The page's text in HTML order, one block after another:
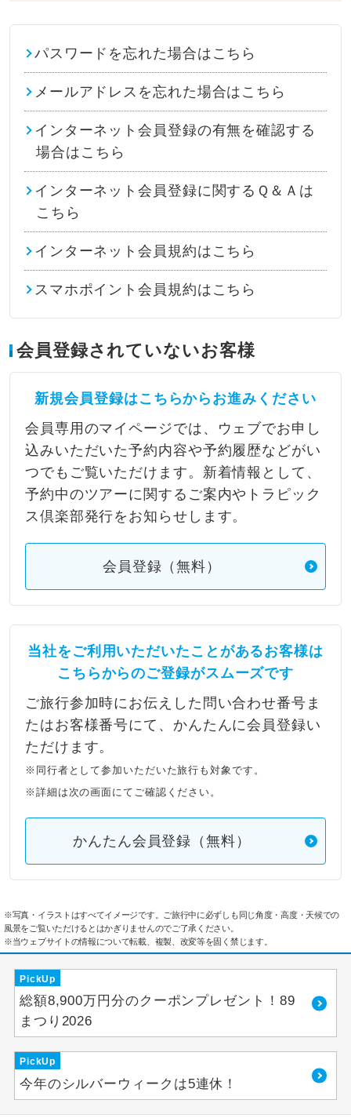
パスワードを忘れた場合はこちら
メールアドレスを忘れた場合はこちら
インターネット会員登録の有無を確認する
場合はこちら
インターネット会員登録に関するＱ＆Ａは
こちら
インターネット会員規約はこちら
スマホポイント会員規約はこちら
会員登録されていないお客様
新規会員登録はこちらからお進みください
会員専用のマイページでは、ウェブでお申し
込みいただいた予約内容や予約履歴などがい
つでもご覧いただけます。新着情報として、
予約中のツアーに関するご案内やトラピック
ス倶楽部発行をお知らせします。
会員登録（無料）
当社をご利用いただいたことがあるお客様は
こちらからのご登録がスムーズです
ご旅行参加時にお伝えした問い合わせ番号ま
たはお客様番号にて、かんたんに会員登録い
ただけます。
※同行者として参加いただいた旅行も対象です。
※詳細は次の画面にてご確認ください。
かんたん会員登録（無料）
※写真・イラストはすべてイメージです。ご旅行中に必ずしも同じ角度・高度・天候での
風景をご覧いただけるとはかぎりませんのでご了承ください。
※当ウェブサイトの情報について転載、複製、改変等を固く禁じます。
PickUp
総額8,900万円分のクーポンプレゼント！89
まつり2026
PickUp
今年のシルバーウィークは5連休！